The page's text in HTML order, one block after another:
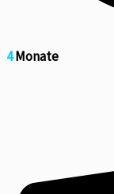
4Monate